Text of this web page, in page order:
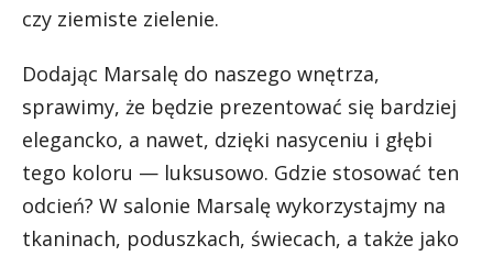
czy ziemiste zielenie.
Dodając Marsalę do naszego wnętrza,
sprawimy, że będzie prezentować się bardziej
elegancko, a nawet, dzięki nasyceniu i głębi
tego koloru — luksusowo. Gdzie stosować ten
odcień? W salonie Marsalę wykorzystajmy na
tkaninach, poduszkach, świecach, a także jako